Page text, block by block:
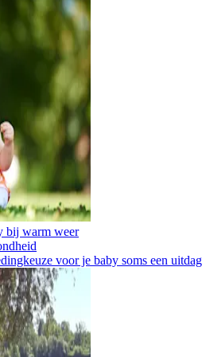
bij warm weer
voor je baby soms een